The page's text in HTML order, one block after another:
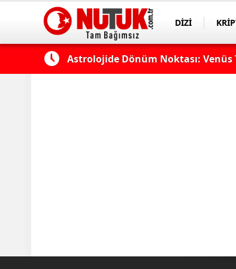
DİZİ
Astrolojide Dönüm Noktası: Venüs